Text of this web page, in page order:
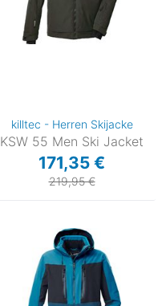
killtec - Herren Skijacke
KSW 55 Men Ski Jacket
171,35 €
219,95 €